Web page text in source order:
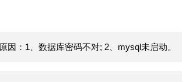
因：1、数据库密码不对; 2、mysql未启动。